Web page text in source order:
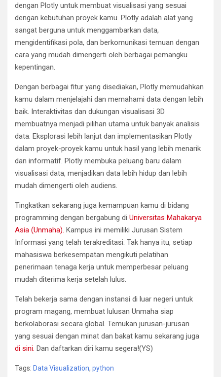
dengan Plotly untuk membuat visualisasi yang sesuai
dengan kebutuhan proyek kamu. Plotly adalah alat yang
sangat berguna untuk menggambarkan data,
mengidentifikasi pola, dan berkomunikasi temuan dengan
cara yang mudah dimengerti oleh berbagai pemangku
kepentingan.
Dengan berbagai fitur yang disediakan, Plotly memudahkan
kamu dalam menjelajahi dan memahami data dengan lebih
baik. Interaktivitas dan dukungan visualisasi 3D
membuatnya menjadi pilihan utama untuk banyak analisis
data. Eksplorasi lebih lanjut dan implementasikan Plotly
dalam proyek-proyek kamu untuk hasil yang lebih menarik
dan informatif. Plotly membuka peluang baru dalam
visualisasi data, menjadikan data lebih hidup dan lebih
mudah dimengerti oleh audiens.
Tingkatkan sekarang juga kemampuan kamu di bidang
programming dengan bergabung di Universitas Mahakarya
Asia (Unmaha). Kampus ini memiliki Jurusan Sistem
Informasi yang telah terakreditasi. Tak hanya itu, setiap
mahasiswa berkesempatan mengikuti pelatihan
penerimaan tenaga kerja untuk memperbesar peluang
mudah diterima kerja setelah lulus.
Telah bekerja sama dengan instansi di luar negeri untuk
program magang, membuat lulusan Unmaha siap
berkolaborasi secara global. Temukan jurusan-jurusan
yang sesuai dengan minat dan bakat kamu sekarang juga
di sini. Dan daftarkan diri kamu segera!(YS)
Tags: Data Visualization, python